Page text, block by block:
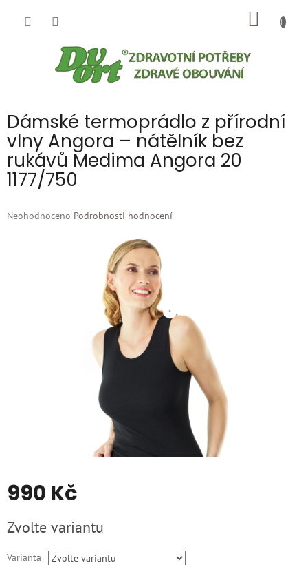
Dámské termoprádlo z přírodní
vlny Angora – nátělník bez
rukávů Medima Angora 20
1177/750
Průměrné
Neohodnoceno Podrobnosti hodnocení
990 Kč
cena:
Zvolte variantu
Varianta